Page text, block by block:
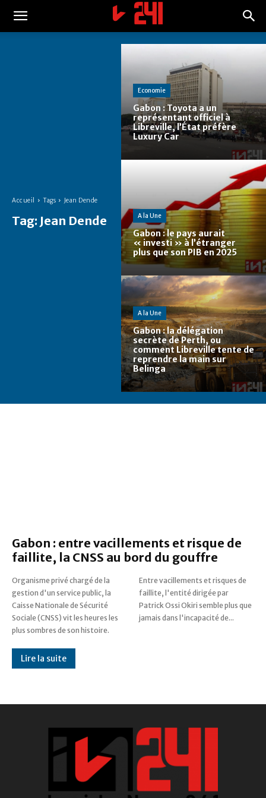
Accueil Tags Jean Dende
Tag: Jean Dende
Economie
Gabon : Toyota a un
représentant officiel à
Libreville, l’État préfère
Luxury Car
A la Une
Gabon : le pays aurait
« investi » à l’étranger
plus que son PIB en 2025
A la Une
Gabon : la délégation
secrète de Perth, ou
comment Libreville tente de
reprendre la main sur
Belinga
Gabon : entre vacillements et risque de
faillite, la CNSS au bord du gouffre
Organisme privé chargé de la
gestion d'un service public, la
Caisse Nationale de Sécurité
Sociale (CNSS) vit les heures les
plus sombres de son histoire.
Entre vacillements et risques de
faillite, l'entité dirigée par
Patrick Ossi Okiri semble plus que
jamais dans l'incapacité de...
Lire la suite